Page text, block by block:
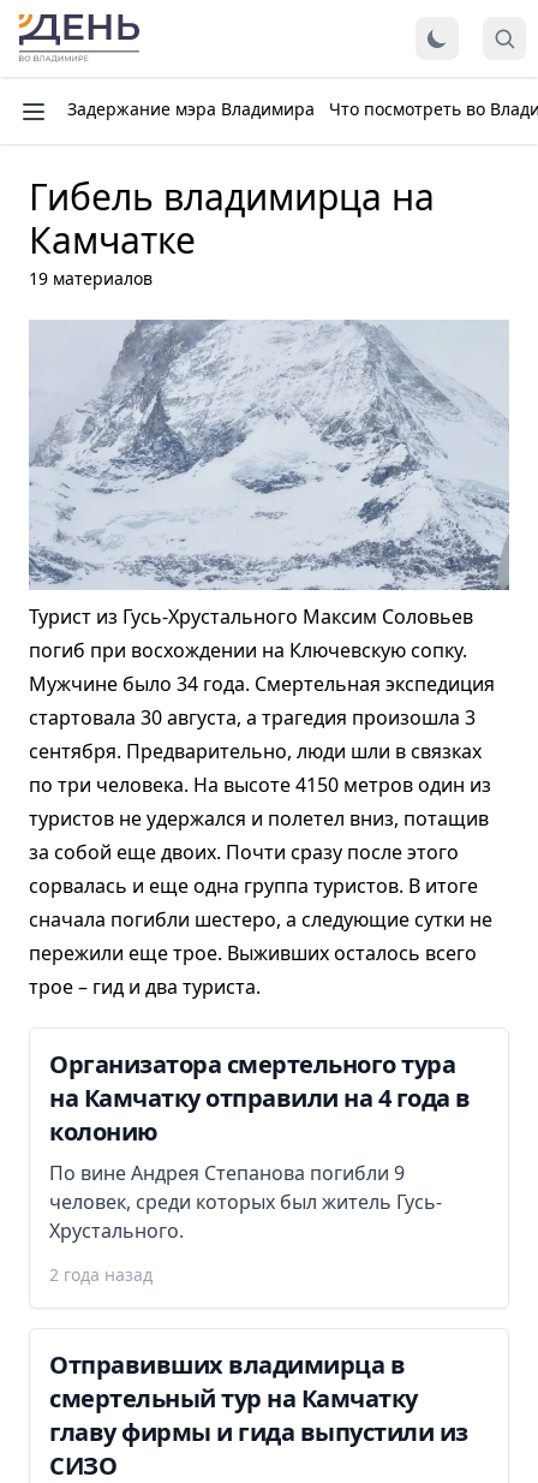
Задержание мэра Владимира Что посмотреть во
Гибель владимирца на
Камчатке
19 материалов
Турист из Гусь-Хрустального Максим Соловьев
погиб при восхождении на Ключевскую сопку.
Мужчине было 34 года. Смертельная экспедиция
стартовала 30 августа, а трагедия произошла 3
сентября. Предварительно, люди шли в связках
по три человека. На высоте 4150 метров один из
туристов не удержался и полетел вниз, потащив
за собой еще двоих. Почти сразу после этого
сорвалась и еще одна группа туристов. В итоге
сначала погибли шестеро, а следующие сутки не
пережили еще трое. Выживших осталось всего
трое – гид и два туриста.
Организатора смертельного тура
на Камчатку отправили на 4 года в
колонию
По вине Андрея Степанова погибли 9
человек, среди которых был житель Гусь-
Хрустального.
2 года назад
Отправивших владимирца в
смертельный тур на Камчатку
главу фирмы и гида выпустили из
СИЗО